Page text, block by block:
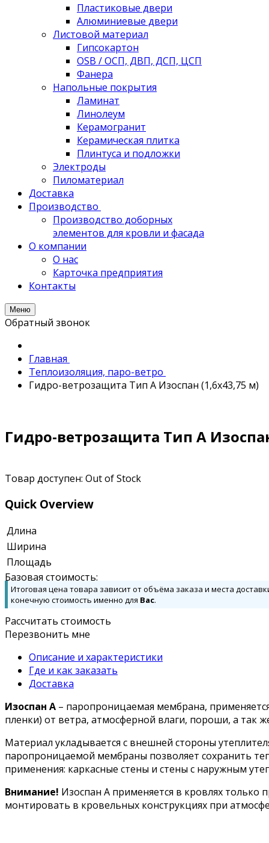
Пластиковые двери
Алюминиевые двери
Листовой материал
Гипсокартон
OSB / ОСП, ДВП, ДСП, ЦСП
Фанера
Напольные покрытия
Ламинат
Линолеум
Керамогранит
Керамическая плитка
Плинтуса и подложки
Электроды
Пиломатериал
Доставка
Производство
Производство доборных
элементов для кровли и фасада
О компании
О нас
Карточка предприятия
Контакты
Меню
Обратный звонок
Главная
Теплоизоляция, паро-ветро
Гидро-ветрозащита Тип А Изоспан (1,6x43,75 м)
Гидро-ветрозащита Тип А
Товар доступен: Out of Stock
Quick Overview
Длина
Ширина
Площадь
Базовая стоимость:
Итоговая цена товара зависит от объёма заказа и места
конечную стоимость именно для Вас.
Рассчитать стоимость
Перезвонить мне
Описание и характеристики
Где и как заказать
Доставка
Изоспан А – паропроницаемая мембрана,
пленки) от ветра, атмосферной влаги, пороши, а так
Материал укладывается с внешней стороны
паропроницаемой мембраны позволяет сохранить
применения: каркасные стены и стены с наружным
Внимание! Изоспан А применяется в кровлях только
монтировать в кровельных конструкциях при